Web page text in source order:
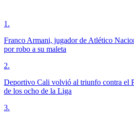
1 .
Franco Armani, jugador de Atlético
por robo a su maleta
2.
Deportivo Cali volvió al triunfo contra el
de los ocho de la Liga
3.